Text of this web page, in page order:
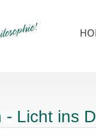
- Licht ins